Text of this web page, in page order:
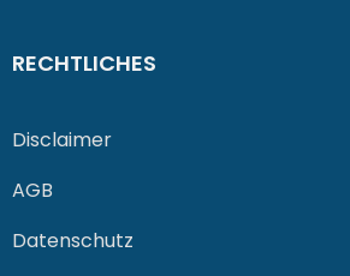
RECHTLICHES
Disclaimer
AGB
Datenschutz